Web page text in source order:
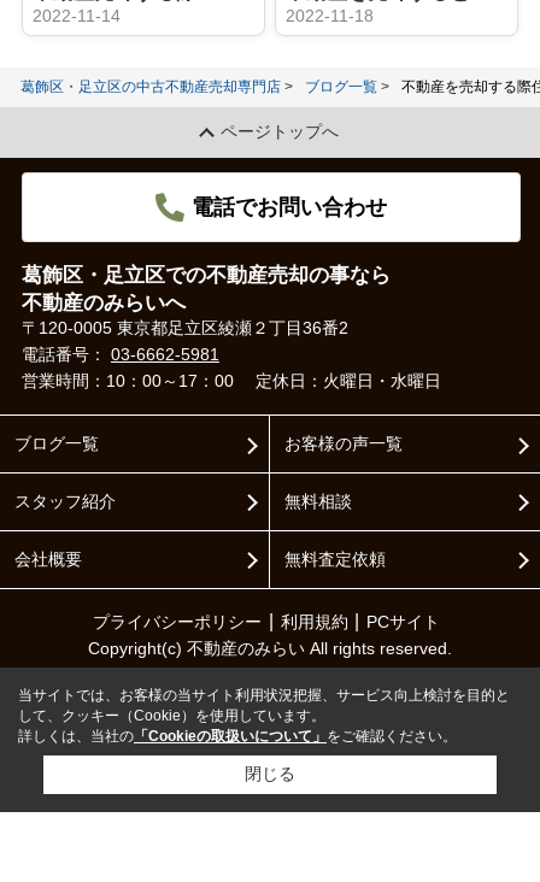
2022-11-14 2022-11-18
葛飾区・足立区の中古不動産売却専門店 ブログ一覧 不動産を売却する際
ページトップへ
電話でお問い合わせ
葛飾区・足立区での不動産売却の事なら
不動産のみらいへ
〒120-0005 東京都足立区綾瀬２丁目36番2
電話番号： 03-6662-5981
営業時間：10：00～17：00
定休日：火曜日・水曜日
ブログ一覧
スタッフ紹介
会社概要
お客様の声一覧
無料相談
無料査定依頼
プライバシーポリシー 利用規約
PCサイト
Copyright(c) 不動産のみらい All rights reserved.
当サイトでは、お客様の当サイト利用状況把握、サービス向上検討を目的と
して、クッキー（Cookie）を使用しています。
詳しくは、当社の 「Cookieの取扱いについて」 をご確認ください。
閉じる